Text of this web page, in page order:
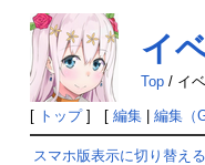
イ
Top/ イ
[ トップ] [ 編集| 編集（
スマホ版表示に切り替える